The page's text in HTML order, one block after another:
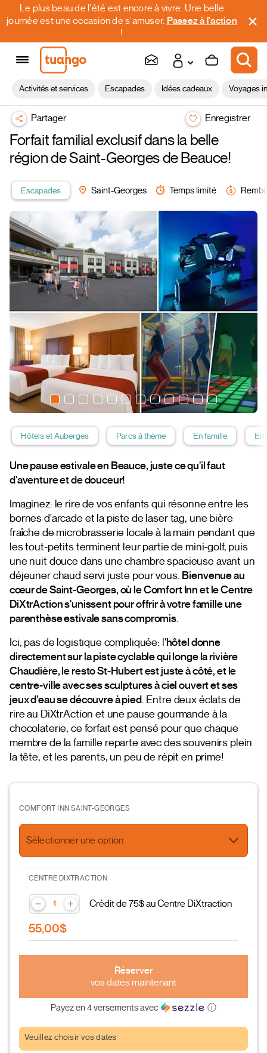
Le plus beau de l'été est encore à vivre. Une belle
journée est une occasion de s'amuser. Passez à l'action
!
Activités et services Escapades Idées cadeaux Voyages
Partager Enregistrer
Forfait familial exclusif dans la belle
région de Saint-Georges de Beauce!
Escapades Saint-Georges Temps limité
Hôtels et Auberges Parcs à thème En famille
Une pause estivale en Beauce, juste ce qu'il faut
d'aventure et de douceur!
Imaginez: le rire de vos enfants qui résonne entre les
bornes d'arcade et la piste de laser tag, une bière
fraîche de microbrasserie locale à la main pendant que
les tout-petits terminent leur partie de mini-golf, puis
une nuit douce dans une chambre spacieuse avant un
déjeuner chaud servi juste pour vous. Bienvenue au
cœur de Saint-Georges, où le Comfort Inn et le Centre
DiXtrAction s'unissent pour offrir à votre famille une
parenthèse estivale sans compromis.
Ici, pas de logistique compliquée: l'hôtel donne
directement sur la piste cyclable qui longe la rivière
Chaudière, le resto St-Hubert est juste à côté, et le
centre-ville avec ses sculptures à ciel ouvert et ses
jeux d'eau se découvre à pied. Entre deux éclats de
rire au DiXtrAction et une pause gourmande à la
chocolaterie, ce forfait est pensé pour que chaque
membre de la famille reparte avec des souvenirs plein
la tête, et les parents, un peu de répit en prime!
COMFORT INN SAINT-GEORGES
Sélectionner une option
CENTRE DIXTRACTION
Crédit de 75$ au Centre DiXtraction
55,00$
Réserver
vos dates maintenant
Payez en 4 versements avec ⓘ
Veuillez choisir vos dates